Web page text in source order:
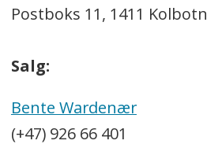
Postboks 11, 1411 Kolbotn
Salg:
Bente Wardenær
(+47) 926 66 401